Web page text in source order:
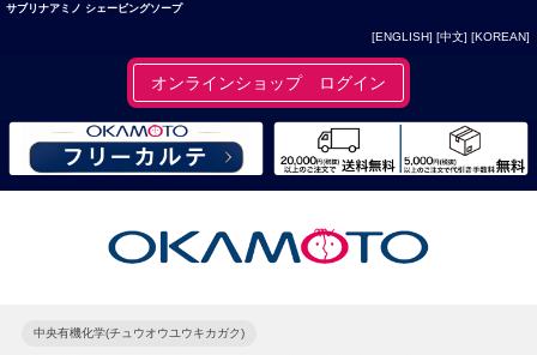
サブリナアミノ シェービングソープ
[ENGLISH] [中文] [KOREAN]
オンラインショップ ログイン
中央有機化学(チュウオウユウキカガク)